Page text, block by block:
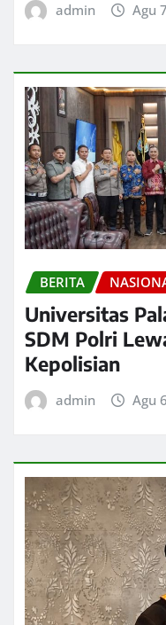
admin Agu
BERITA
Universitas
SDM Polri
Kepolisian
admin Agu